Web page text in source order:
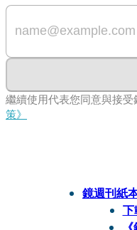
繼續使用代表您同意與接受
策》
鏡週刊紙
下